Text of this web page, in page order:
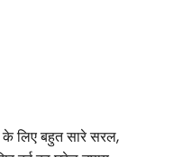
के लिए बहुत सारे सरल,